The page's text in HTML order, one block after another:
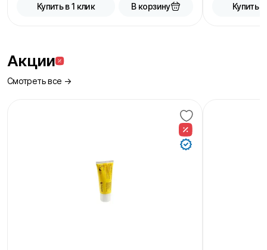
Купить в 1 клик В корзину Купить в
Акции
Смотреть все →